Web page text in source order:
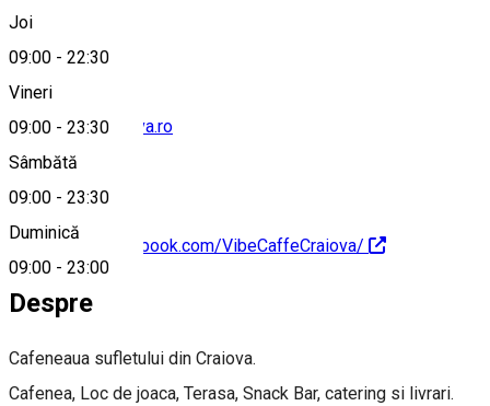
Joi
09:00 - 22:30
Vineri
09:00 - 23:30
Sâmbătă
09:00 - 23:30
Duminică
09:00 - 23:00
office@vibecraiova.ro
https://www.facebook.com/VibeCaffeCraiova/
Despre
Cafeneaua sufletului din Craiova.
Cafenea, Loc de joaca, Terasa, Snack Bar, catering si livrari.